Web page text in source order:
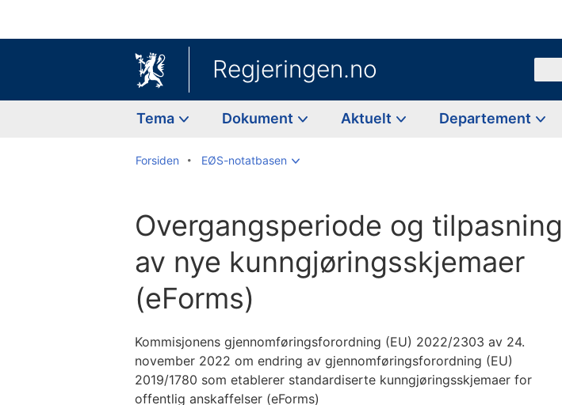
Regjeringen.no
Tema Dokument Aktuelt Departement
Forsiden EØS-notatbasen
Overgangsperiode og tilpasning
av nye kunngjøringsskjemaer
(eForms)
Kommisjonens gjennomføringsforordning (EU) 2022/2303 av 24.
november 2022 om endring av gjennomføringsforordning (EU)
2019/1780 som etablerer standardiserte kunngjøringsskjemaer for
offentlig anskaffelser (eForms)